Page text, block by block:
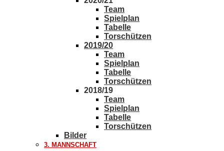
Team
Spielplan
Tabelle
Torschützen
2019/20
Team
Spielplan
Tabelle
Torschützen
2018/19
Team
Spielplan
Tabelle
Torschützen
Bilder
3. MANNSCHAFT